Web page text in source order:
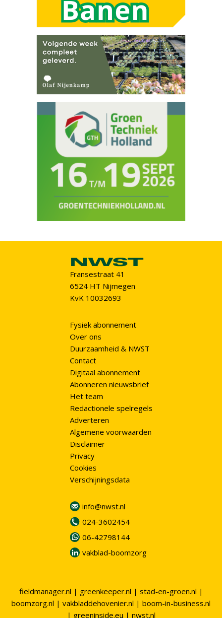
Fransestraat 41
6524 HT Nijmegen
KvK 10032693
Fysiek abonnement
Over ons
Duurzaamheid & NWST
Contact
Digitaal abonnement
Abonneren nieuwsbrief
Het team
Redactionele spelregels
Adverteren
Algemene voorwaarden
Disclaimer
Privacy
Cookies
Verschijningsdata
info@nwst.nl
024-3602454
06-42798144
vakblad-boomzorg
fieldmanager.nl | greenkeeper.nl | stad-en-groen.nl |
boomzorg.nl | vakbladdehovenier.nl | boom-in-business.nl
| greeninside.eu | nwst.nl